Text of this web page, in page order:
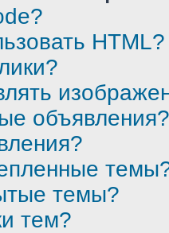
HTML?
объявления?
темы?
тем?